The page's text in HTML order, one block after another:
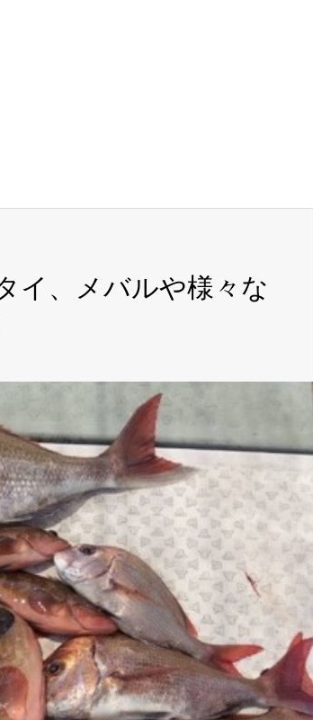
イ、メバルや様々な